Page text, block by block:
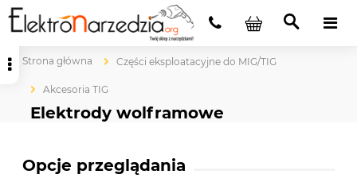
Strona główna Części eksploatacyjne do MIG/TIG
Akcesoria TIG
Elektrody wolframowe
Opcje przeglądania